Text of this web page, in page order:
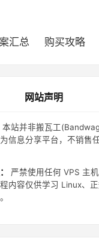
汇总 购买攻略
网站声明
本站并非搬瓦工
信息分享平台，不销售
严禁使用任何 VPS 主
内容仅供学习 Linux、